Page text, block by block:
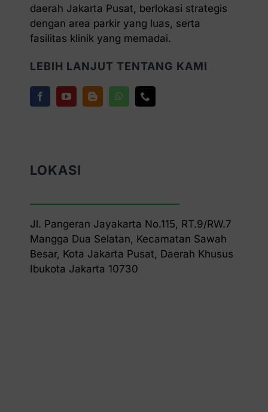
daerah Jakarta Pusat, berlokasi strategis
dengan area parkir yang luas, serta
fasilitas klinik yang memadai.
LEBIH LANJUT TENTANG KAMI
LOKASI
Jl. Pangeran Jayakarta No.115, RT.9/RW.7
Mangga Dua Selatan, Kecamatan Sawah
Besar, Kota Jakarta Pusat, Daerah Khusus
Ibukota Jakarta 10730